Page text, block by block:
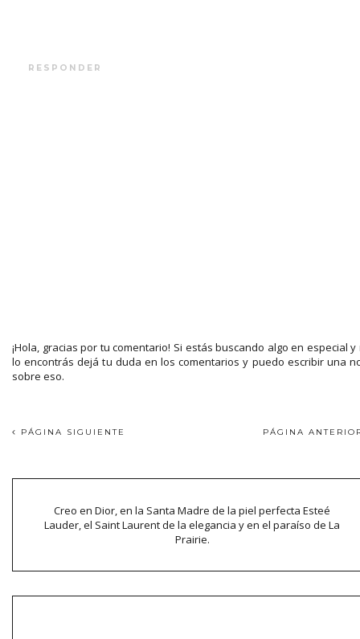
RESPONDER
¡Hola, gracias por tu comentario! Si estás buscando algo en especial y
lo encontrás dejá tu duda en los comentarios y puedo escribir una
sobre eso.
PÁGINA SIGUIENTE PÁGINA
Creo en Dior, en la Santa Madre de la piel perfecta Esteé
Lauder, el Saint Laurent de la elegancia y en el paraíso de La
Prairie.